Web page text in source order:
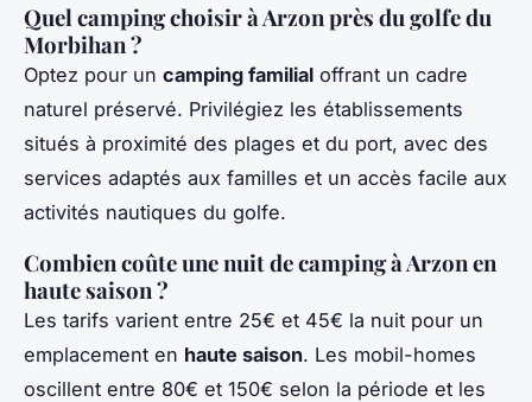
Quel camping choisir à Arzon près du golfe du
Morbihan ?
Optez pour un camping familial offrant un cadre
naturel préservé. Privilégiez les établissements
situés à proximité des plages et du port, avec des
services adaptés aux familles et un accès facile aux
activités nautiques du golfe.
Combien coûte une nuit de camping à Arzon en
haute saison ?
Les tarifs varient entre 25€ et 45€ la nuit pour un
emplacement en haute saison. Les mobil-homes
oscillent entre 80€ et 150€ selon la période et les